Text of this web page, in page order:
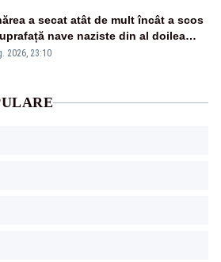
a secat atât de mult încât a scos
nave naziste din al doilea
mondial
2026, 23:10